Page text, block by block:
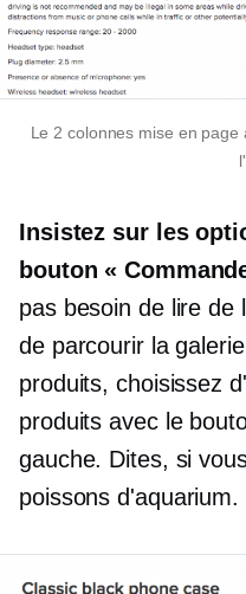
Le2 colonnes mise en page
Insistez sur les
bouton «
pas besoin de lire de
de parcourir la
produits, choisissez
produits avec le
gauche. Dites, si
poissons d'aquarium.